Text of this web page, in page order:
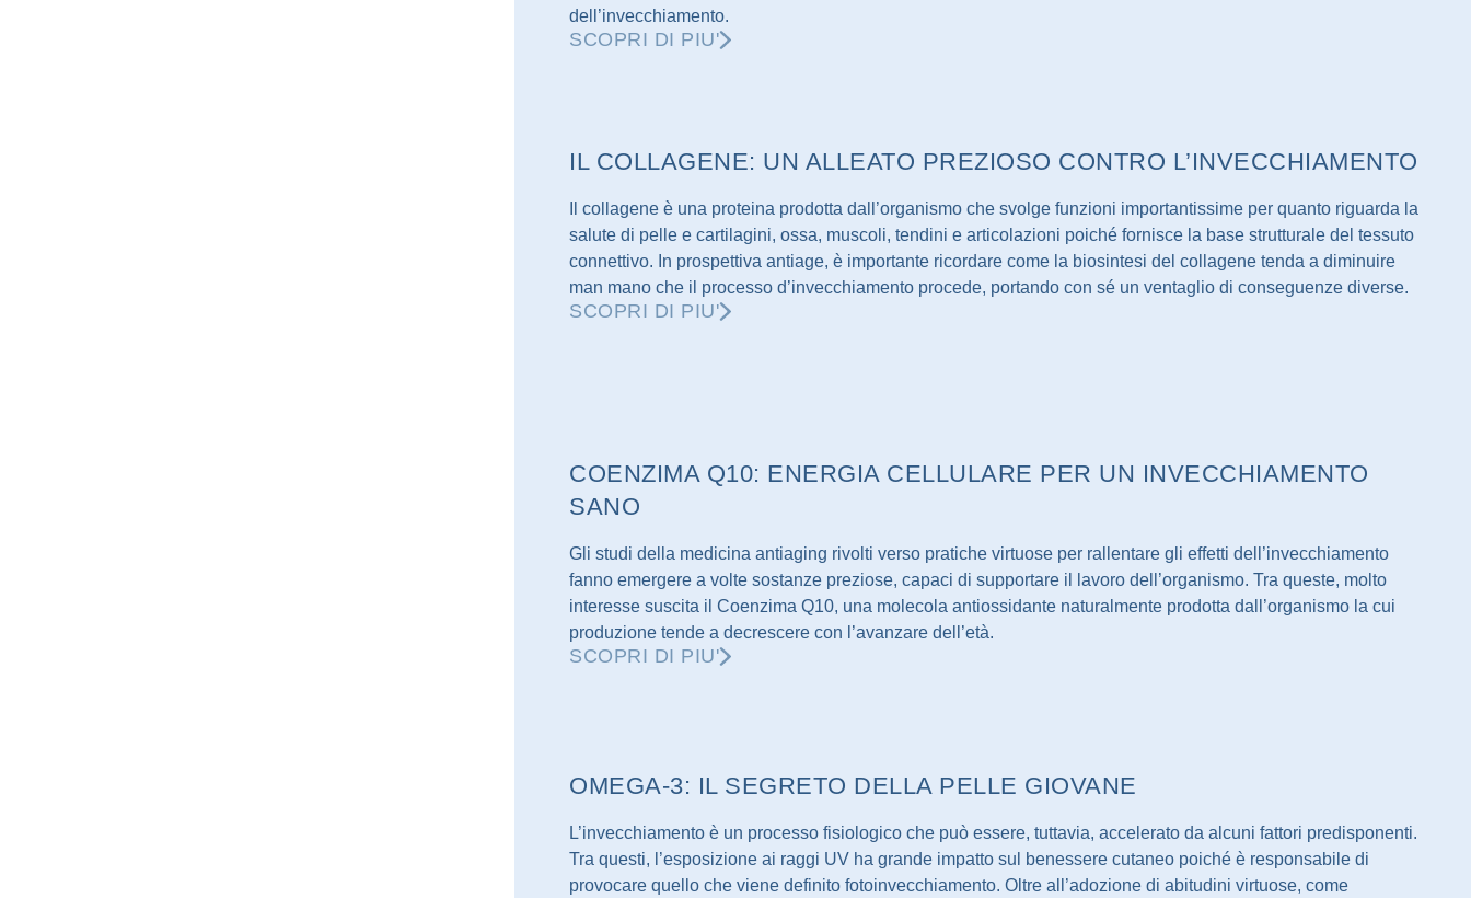
dell’invecchiamento.
SCOPRI DI PIU'
IL COLLAGENE: UN ALLEATO PREZIOSO CONTRO L’INVECCHIAMENTO
Il collagene è una proteina prodotta dall’organismo che svolge funzioni importantissime per quanto riguarda la
salute di pelle e cartilagini, ossa, muscoli, tendini e articolazioni poiché fornisce la base strutturale del tessuto
connettivo. In prospettiva antiage, è importante ricordare come la biosintesi del collagene tenda a diminuire
man mano che il processo d’invecchiamento procede, portando con sé un ventaglio di conseguenze diverse.
SCOPRI DI PIU'
COENZIMA Q10: ENERGIA CELLULARE PER UN INVECCHIAMENTO
SANO
Gli studi della medicina antiaging rivolti verso pratiche virtuose per rallentare gli effetti dell’invecchiamento
fanno emergere a volte sostanze preziose, capaci di supportare il lavoro dell’organismo. Tra queste, molto
interesse suscita il Coenzima Q10, una molecola antiossidante naturalmente prodotta dall’organismo la cui
produzione tende a decrescere con l’avanzare dell’età.
SCOPRI DI PIU'
OMEGA-3: IL SEGRETO DELLA PELLE GIOVANE
L’invecchiamento è un processo fisiologico che può essere, tuttavia, accelerato da alcuni fattori predisponenti.
Tra questi, l’esposizione ai raggi UV ha grande impatto sul benessere cutaneo poiché è responsabile di
provocare quello che viene definito fotoinvecchiamento. Oltre all’adozione di abitudini virtuose, come